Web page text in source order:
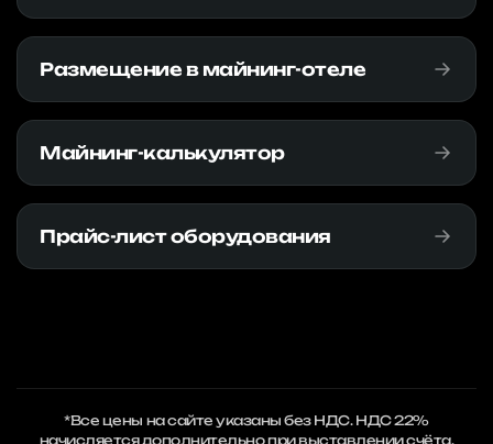
Размещение в майнинг-отеле
Майнинг-калькулятор
Прайс-лист оборудования
*Все цены на сайте указаны без НДС. НДС 22%
начисляется дополнительно при выставлении счёта.